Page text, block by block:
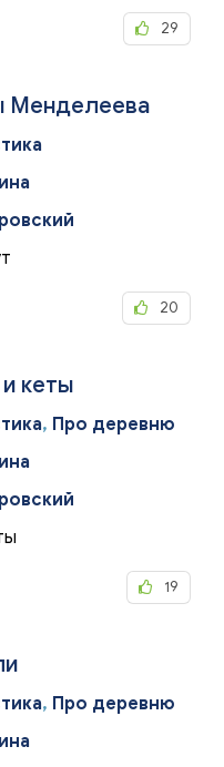
29
Менделеева
20
кеты⁠
, Про деревню
19
, Про деревню